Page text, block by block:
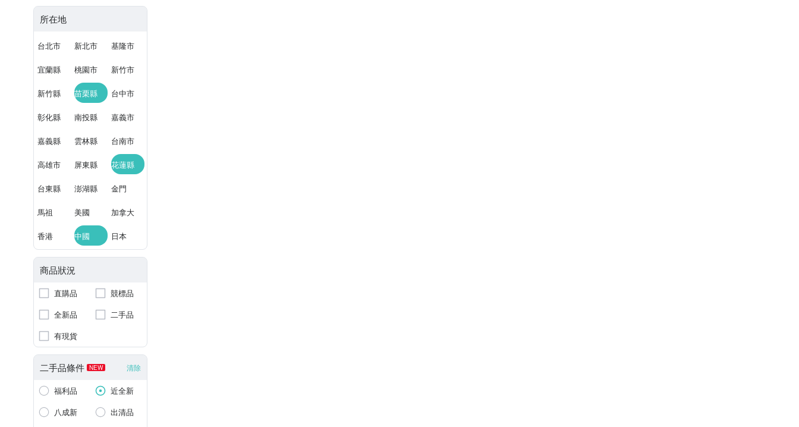
所在地
台北市 新北市 基隆市
宜蘭縣 桃園市 新竹市
新竹縣 苗栗縣 台中市
彰化縣 南投縣 嘉義市
嘉義縣 雲林縣 台南市
高雄市 屏東縣 花蓮縣
台東縣 澎湖縣 金門
馬祖 美國 加拿大
香港 中國 日本
商品狀況
直購品
競標品
全新品
二手品
有現貨
二手品條件 NEW 清除
福利品
近全新
八成新
出清品